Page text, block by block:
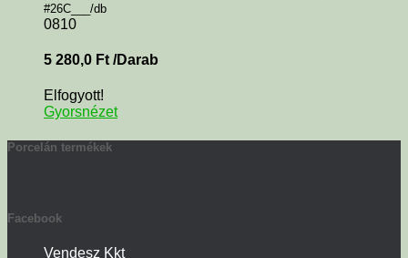
#26C___/db
0810
5 280,0 Ft /Darab
Elfogyott!
Gyorsnézet
Porcelán termékek
Facebook
Vendesz Kkt